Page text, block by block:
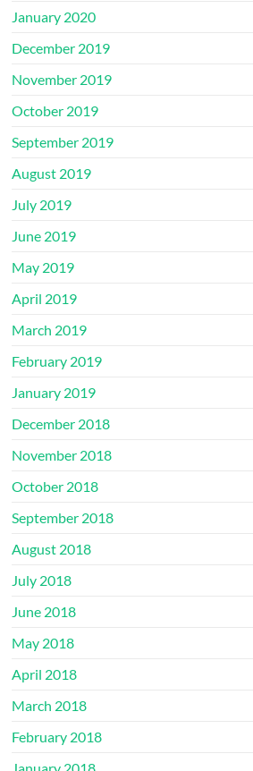
January 2020
December 2019
November 2019
October 2019
September 2019
August 2019
July 2019
June 2019
May 2019
April 2019
March 2019
February 2019
January 2019
December 2018
November 2018
October 2018
September 2018
August 2018
July 2018
June 2018
May 2018
April 2018
March 2018
February 2018